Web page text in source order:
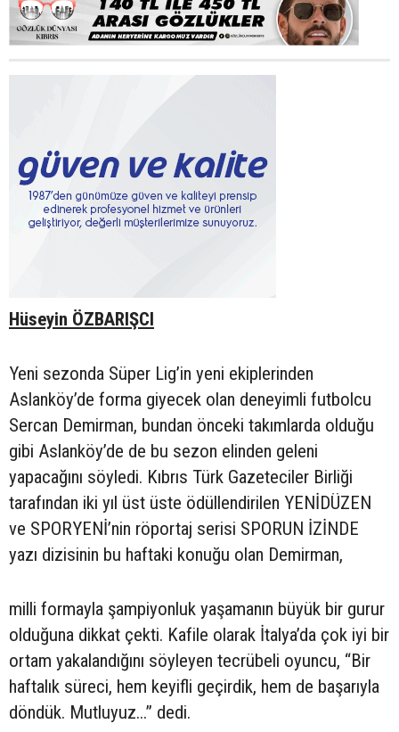
Hüseyin ÖZBARIŞCI
Yeni sezonda Süper Lig’in yeni ekiplerinden
Aslanköy’de forma giyecek olan deneyimli futbolcu
Sercan Demirman, bundan önceki takımlarda olduğu
gibi Aslanköy’de de bu sezon elinden geleni
yapacağını söyledi. Kıbrıs Türk Gazeteciler Birliği
tarafından iki yıl üst üste ödüllendirilen YENİDÜZEN
ve SPORYENİ’nin röportaj serisi SPORUN İZİNDE
yazı dizisinin bu haftaki konuğu olan Demirman,
milli formayla şampiyonluk yaşamanın büyük bir gurur
olduğuna dikkat çekti. Kafile olarak İtalya’da çok iyi bir
ortam yakalandığını söyleyen tecrübeli oyuncu, “Bir
haftalık süreci, hem keyifli geçirdik, hem de başarıyla
döndük. Mutluyuz...” dedi.